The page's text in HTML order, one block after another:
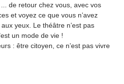
de retour chez vous, avec vos
et voyez ce que vous n’avez
yeux. Le théâtre n’est pas
un mode de vie !
: être citoyen, ce n’est pas vivre